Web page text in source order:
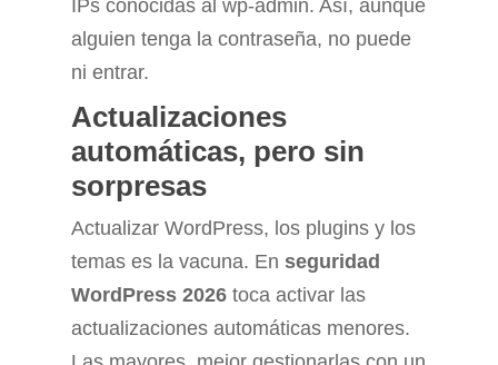
IPs conocidas al wp-admin. Así, aunque
alguien tenga la contraseña, no puede
ni entrar.
Actualizaciones
automáticas, pero sin
sorpresas
Actualizar WordPress, los plugins y los
temas es la vacuna. En seguridad
WordPress 2026 toca activar las
actualizaciones automáticas menores.